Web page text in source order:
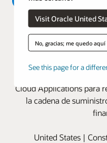
Visit Oracle
No, gracias; me quedo aquí
See this page for a
Clayton
moderno de
y
Cloud Applications para
la cadena de
United States |